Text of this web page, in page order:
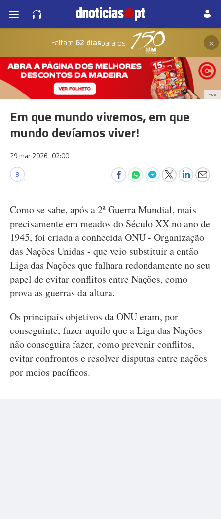
Faltam 62 diaspara os ×
PUB
Em que mundo vivemos, em que
mundo devíamos viver!
29 mar 2026 02:00
3
Como se sabe, após a 2ª Guerra Mundial, mais
precisamente em meados do Século XX no ano de
1945, foi criada a conhecida ONU - Organização
das Nações Unidas - que veio substituir a então
Liga das Nações que falhara redondamente no seu
papel de evitar conflitos entre Nações, como
prova as guerras da altura.
Os principais objetivos da ONU eram, por
conseguinte, fazer aquilo que a Liga das Nações
não conseguira fazer, como prevenir conflitos,
evitar confrontos e resolver disputas entre nações
por meios pacíficos.